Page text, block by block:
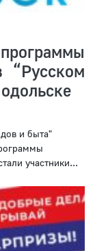
“Русском
и быта"
участники...